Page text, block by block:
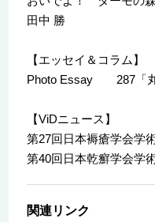
田中 勝
【エッセイ＆コラム】
Photo Essay 287「丸
【ViDニュース】
第27回日本褥瘡学会学
第40回日本乾癬学会学
関連リンク